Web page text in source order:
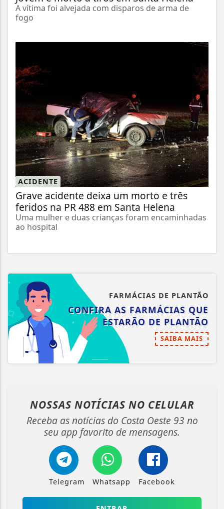
A vítima foi alvejada com disparos de arma de
fogo
ACIDENTE
Grave acidente deixa um morto e três
feridos na PR 488 em Santa Helena
Uma mulher e duas crianças foram encaminhadas
ao hospital
FARMÁCIAS DE PLANTÃO
CONFIRA AS FARMÁCIAS QUE
ESTARÃO DE PLANTÃO
SAIBA MAIS
NOSSAS NOTÍCIAS NO CELULAR
Receba as notícias do Costa Oeste 93 no
seu app favorito de mensagens.
Telegram Whatsapp Facebook